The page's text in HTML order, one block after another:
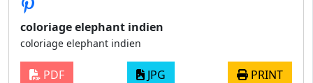
coloriage elephant indien
coloriage elephant indien
PDF JPG PRINT